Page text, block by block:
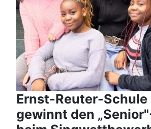
Ernst-Reuter-Schule
gewinnt den